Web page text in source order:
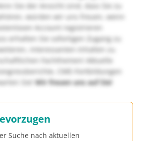
Sie der Ansicht sind, dass Sie zu
würden wir uns freuen, wenn
Account registrieren
erhalten Sie sofortigen Zugang zu
interessanten Inhalten zu
Fachthemen! Aktuelle
CME-Fortbildungen
Sie!Wir freuen uns auf Sie!
Suche nach aktuellen